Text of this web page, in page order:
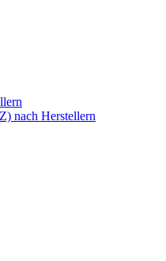
nach Herstellern